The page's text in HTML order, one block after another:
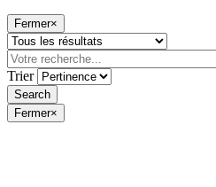
Fermer×
Trier
Fermer×